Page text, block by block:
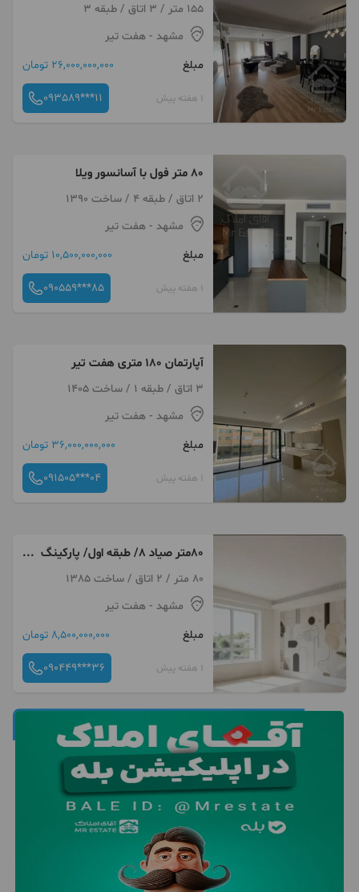
155 متر / 3 اتاق / طبقه 3
مشهد - هفت تیر
مبلغ
26,000,000,000 تومان
1 هفته پیش 093589***11
۸۰ متر فول با آسانسور ویلا
2 اتاق / طبقه 4 / ساخت 1390
مشهد - هفت تیر
مبلغ
10,500,000,000 تومان
1 هفته پیش 090559***85
آپارتمان ۱۸۰ متری هفت تیر
3 اتاق / طبقه 1 / ساخت 1405
مشهد - هفت تیر
مبلغ
36,000,000,000 تومان
1 هفته پیش 091505***04
80متر صیاد 8/ طبقه اول/ پارکینگ
دار
80 متر / 2 اتاق / ساخت 1385
مشهد - هفت تیر
مبلغ
8,500,000,000 تومان
1 هفته پیش 090449***36